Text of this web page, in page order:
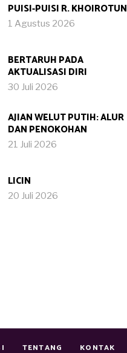
PUISI-PUISI R. KHOIROTUN
1 Agustus 2026
BERTARUH PADA
AKTUALISASI DIRI
30 Juli 2026
AJIAN WELUT PUTIH: ALUR
DAN PENOKOHAN
21 Juli 2026
LICIN
20 Juli 2026
TENTANG KONTAK